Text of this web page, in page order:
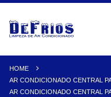
HOME
AR CONDICIONADO CENTRAL
AR CONDICIONADO CENTRAL